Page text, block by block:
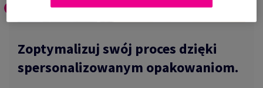
Zoptymalizuj swój proces dzięki
spersonalizowanym opakowaniom.